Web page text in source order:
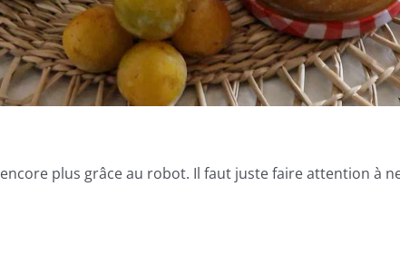
plus grâce au robot. Il faut juste faire attention à